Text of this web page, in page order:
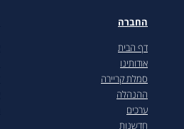
החברה
דף הבית
אודותינו
סמלת קריירה
ההנהלה
ערכים
חדשנות